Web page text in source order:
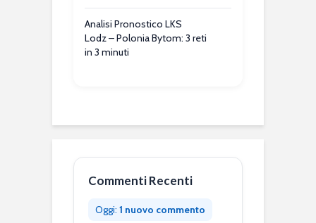
Analisi Pronostico LKS
Lodz – Polonia Bytom: 3 reti
in 3 minuti
Commenti Recenti
Oggi: 1 nuovo commento